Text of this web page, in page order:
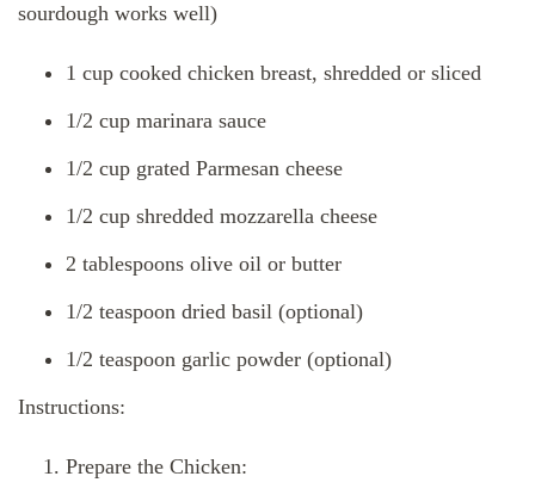
sourdough works well)
1 cup cooked chicken breast, shredded or sliced
1/2 cup marinara sauce
1/2 cup grated Parmesan cheese
1/2 cup shredded mozzarella cheese
2 tablespoons olive oil or butter
1/2 teaspoon dried basil (optional)
1/2 teaspoon garlic powder (optional)
Instructions:
Prepare the Chicken: